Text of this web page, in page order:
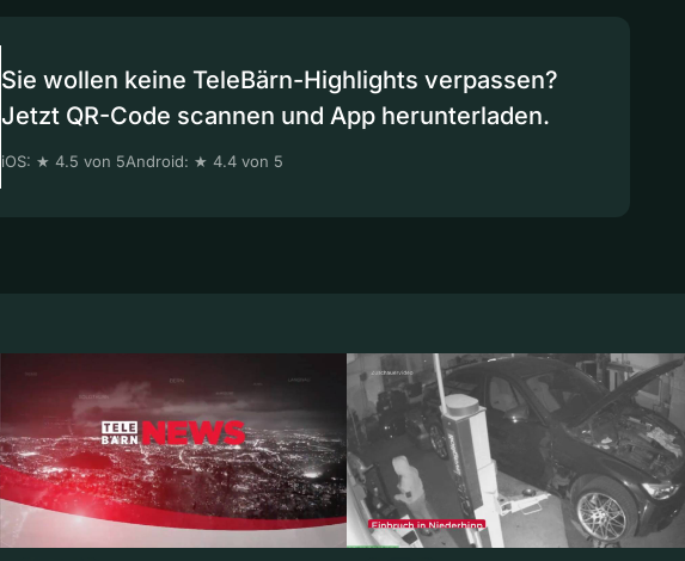
Sie wollen keine TeleBärn-Highlights verpassen?
Jetzt QR-Code scannen und App herunterladen.
iOS: ★ 4.5 von 5Android: ★ 4.4 von 5